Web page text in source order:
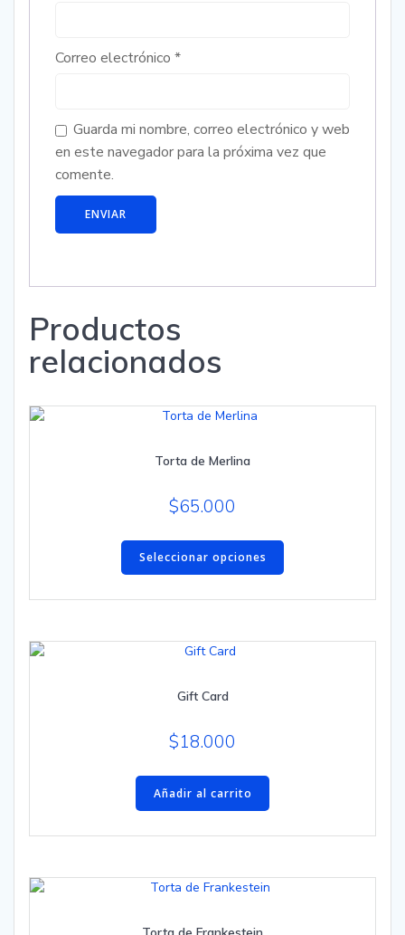
Correo electrónico *
Guarda mi nombre, correo electrónico y web
en este navegador para la próxima vez que
comente.
Productos
relacionados
Torta de Merlina
$65.000
Seleccionar opciones
Este
tiene
múltiples
Las
Gift Card
$18.000
Añadir al carrito